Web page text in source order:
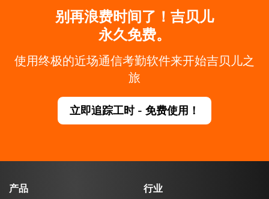
别再浪费时间了！吉贝儿
永久免费。
使用终极的近场通信考勤软件来开始吉贝儿之
旅
立即追踪工时 - 免费使用！
产品
行业